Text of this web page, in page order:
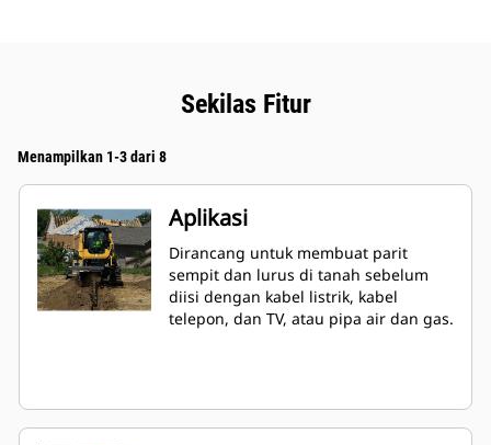
Sekilas Fitur
Menampilkan 1-3 dari 8
Aplikasi
Dirancang untuk membuat parit
sempit dan lurus di tanah sebelum
diisi dengan kabel listrik, kabel
telepon, dan TV, atau pipa air dan gas.